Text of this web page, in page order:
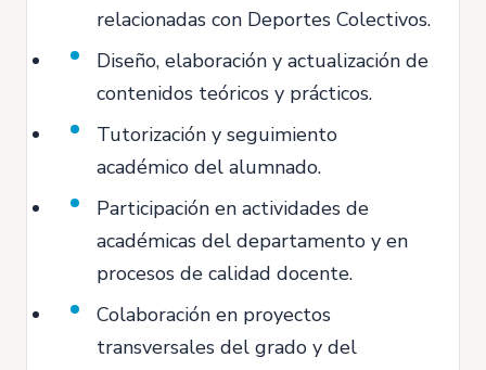
relacionadas con Deportes Colectivos.
Diseño, elaboración y actualización de
contenidos teóricos y prácticos.
Tutorización y seguimiento
académico del alumnado.
Participación en actividades de
académicas del departamento y en
procesos de calidad docente.
Colaboración en proyectos
transversales del grado y del